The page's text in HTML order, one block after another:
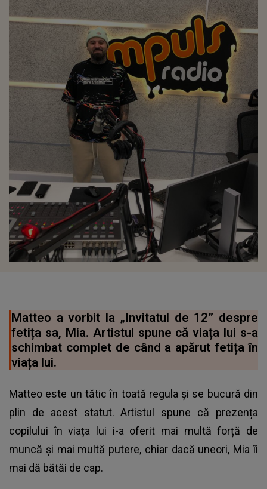
Matteo a vorbit la „Invitatul de 12” despre
fetița sa, Mia. Artistul spune că viața lui s-a
schimbat complet de când a apărut fetița în
viața lui.
Matteo este un tătic în toată regula și se bucură din
plin de acest statut. Artistul spune că prezența
copilului în viața lui i-a oferit mai multă forță de
muncă și mai multă putere, chiar dacă uneori, Mia îi
mai dă bătăi de cap.